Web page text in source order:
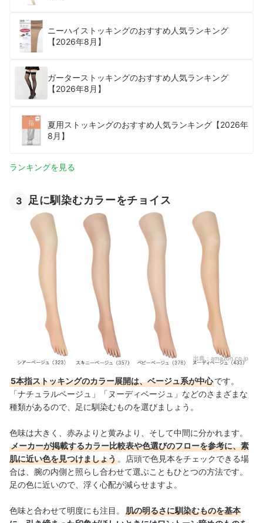
ニーハイストッキングのおすすめ人気ランキング
【2026年8月】
ガーターストッキングのおすすめ人気ランキング
【2026年8月】
夏用ストッキングのおすすめ人気ランキング【2026年
8月】
ランキングを見る
3 足に馴染むカラーをチョイス
出典： amazon.co.jp
5本指ストッキングのカラー展開は、ベージュ系が中心です。
「ナチュラルベージュ」「ヌーディベージュ」などのさまざまな
種類があるので、足に馴染むものを選びましょう。
色味は大きく、赤みよりと黄みより、そして中間に分かれます。
メーカーが掲載するカラー比較表や色選びのフローを参考に、素
肌に近い色を見つけましょう 。店頭で色見本をチェックできる場
合は、腕の内側と照らし合わせて選ぶこともひとつの方法です。
足の色に近いので、浮く心配が減らせますよ。
色味と合わせて明度にも注目。
肌の明るさに馴染むものを基本